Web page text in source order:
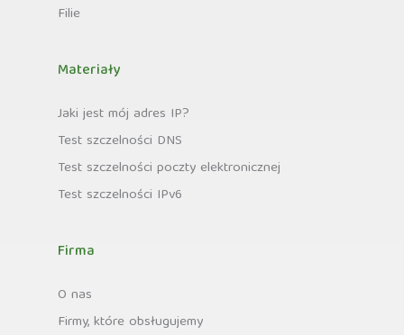
Filie
Materiały
Jaki jest mój adres IP?
Test szczelności DNS
Test szczelności poczty elektronicznej
Test szczelności IPv6
Firma
O nas
Firmy, które obsługujemy